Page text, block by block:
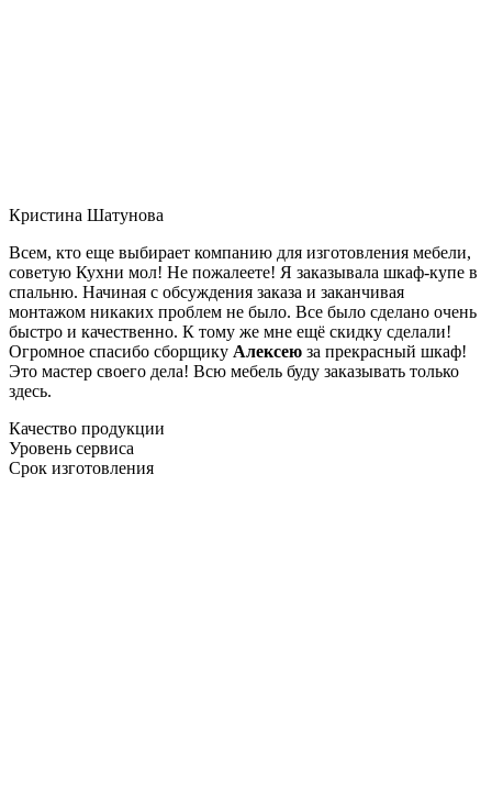
Кристина Шатунова
Всем, кто еще выбирает компанию для изготовления мебели,
советую Кухни мол! Не пожалеете! Я заказывала шкаф-купе в
спальню. Начиная с обсуждения заказа и заканчивая
монтажом никаких проблем не было. Все было сделано очень
быстро и качественно. К тому же мне ещё скидку сделали!
Огромное спасибо сборщику Алексею за прекрасный шкаф!
Это мастер своего дела! Всю мебель буду заказывать только
здесь.
Качество продукции
Уровень сервиса
Срок изготовления